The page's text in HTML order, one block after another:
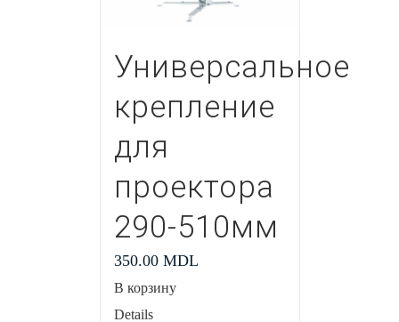
Универсальное
крепление
для
проектора
290-510мм
350.00 MDL
В корзину
Details